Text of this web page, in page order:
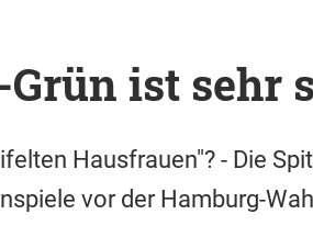
ist sehr
Hausfrauen"? - Die
vor der Hamburg-